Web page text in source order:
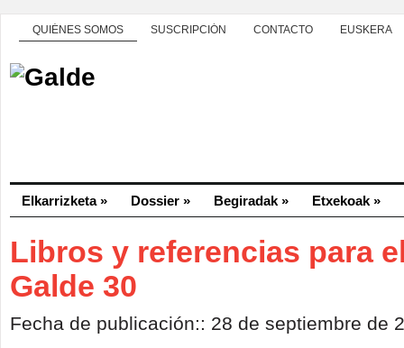
QUIÉNES SOMOS SUSCRIPCIÓN CONTACTO EUSKERA
Elkarrizketa» Dossier » Begiradak » Etxekoak »
Libros y referencias para
Galde 30
Fecha de publicación:: 28 de septiembre de